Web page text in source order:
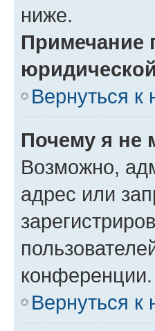
ниже.
Примечание
Вернуться к
Почему я не
Возможно,
адрес или
конференции.
Вернуться к